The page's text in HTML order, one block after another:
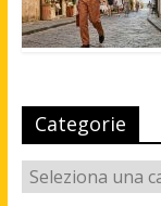
Categorie
Categorie